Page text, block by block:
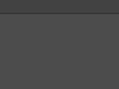
Vivlio,